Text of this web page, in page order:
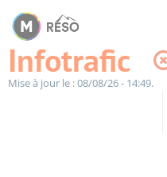
Infotrafic
Mise à jour le : 08/08/26 - 14:49.
Panneau de gestion des cookies